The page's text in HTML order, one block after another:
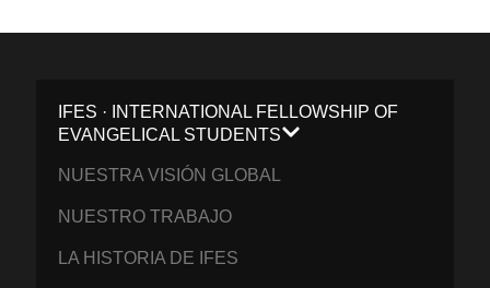
IFES · INTERNATIONAL FELLOWSHIP OF
EVANGELICAL STUDENTS
NUESTRA VISIÓN GLOBAL
NUESTRO TRABAJO
LA HISTORIA DE IFES